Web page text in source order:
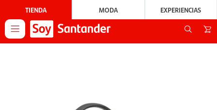
TIENDA MODA EXPERIENCIAS
